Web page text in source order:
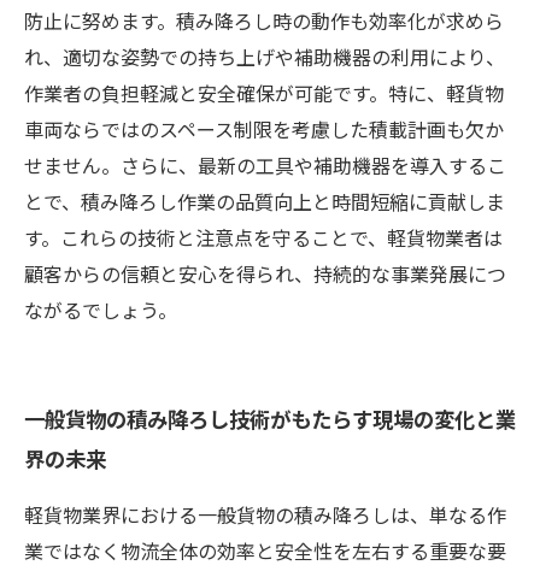
防止に努めます。積み降ろし時の動作も効率化が求めら
れ、適切な姿勢での持ち上げや補助機器の利用により、
作業者の負担軽減と安全確保が可能です。特に、軽貨物
車両ならではのスペース制限を考慮した積載計画も欠か
せません。さらに、最新の工具や補助機器を導入するこ
とで、積み降ろし作業の品質向上と時間短縮に貢献しま
す。これらの技術と注意点を守ることで、軽貨物業者は
顧客からの信頼と安心を得られ、持続的な事業発展につ
ながるでしょう。
一般貨物の積み降ろし技術がもたらす現場の変化と業
界の未来
軽貨物業界における一般貨物の積み降ろしは、単なる作
業ではなく物流全体の効率と安全性を左右する重要な要